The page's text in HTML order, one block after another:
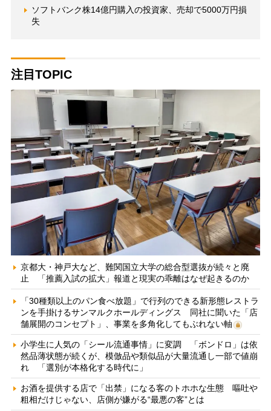
ソフトバンク株14億円購入の投資家、売却で5000万円損
失
注目TOPIC
京都大・神戸大など、難関国立大学の総合型選抜が続々と廃
止 「推薦入試の拡大」報道と現実の乖離はなぜ起きるのか
「30種類以上のパン食べ放題」で行列のできる新形態レストラ
ンを手掛けるサンマルクホールディングス 同社に聞いた「店
舗展開のコンセプト」、事業を多角化してもぶれない軸
小学生に人気の「シール流通事情」に変調 「ボンドロ」は依
然品薄状態が続くが、模倣品や類似品が大量流通し一部で値崩
れ 「選別が本格化する時代に」
お酒を提供する店で「出禁」になる客のトホホな生態 嘔吐や
粗相だけじゃない、店側が嫌がる“最悪の客”とは